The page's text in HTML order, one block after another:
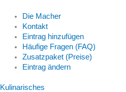
Die Macher
Kontakt
Eintrag hinzufügen
Häufige Fragen (FAQ)
Zusatzpaket (Preise)
Eintrag ändern
Kulinarisches